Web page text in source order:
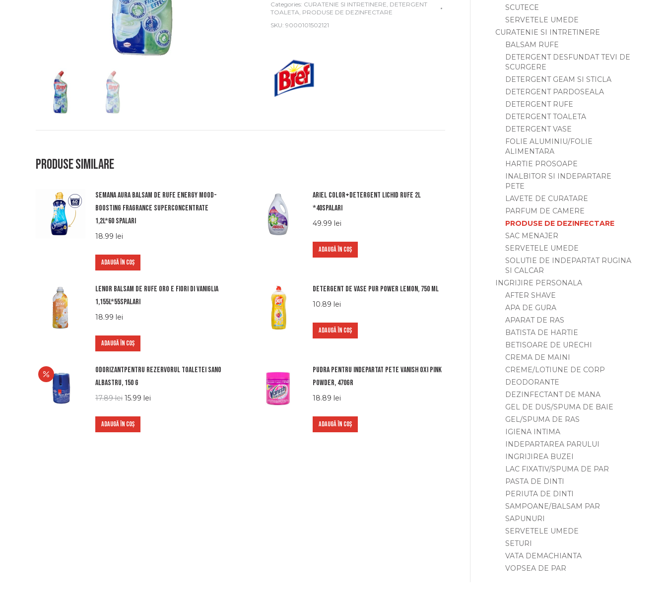
Categories: CURATENIE SI INTRETINERE, DETERGENT
TOALETA, PRODUSE DE DEZINFECTARE
SKU: 9000101502121
Produse similare
Semana aura balsam de rufe energy mood-
boosting fragrance superconcentrate
1,2l*60 spalari
18.99 lei
ADAUGĂ ÎN COȘ
Ariel color+detergent lichid rufe 2l
*40spalari
49.99 lei
ADAUGĂ ÎN COȘ
Lenor balsam de rufe oro e fiori di vaniglia
1,155l*55spalari
18.99 lei
ADAUGĂ ÎN COȘ
Detergent de vase Pur Power Lemon, 750 ml
10.89 lei
ADAUGĂ ÎN COȘ
Odorizantpentru rezervorul toaletei Sano
Albastru, 150 g
17.89lei 15.99 lei
ADAUGĂ ÎN COȘ
Pudra pentru indepartat pete Vanish OXI PINK
POWDER, 470gr
18.89 lei
ADAUGĂ ÎN COȘ
SCUTECE
SERVETELE UMEDE
CURATENIE SI INTRETINERE
BALSAM RUFE
DETERGENT DESFUNDAT TEVI DE
SCURGERE
DETERGENT GEAM SI STICLA
DETERGENT PARDOSEALA
DETERGENT RUFE
DETERGENT TOALETA
DETERGENT VASE
FOLIE ALUMINIU/FOLIE
ALIMENTARA
HARTIE PROSOAPE
INALBITOR SI INDEPARTARE
PETE
LAVETE DE CURATARE
PARFUM DE CAMERE
PRODUSE DE DEZINFECTARE
SAC MENAJER
SERVETELE UMEDE
SOLUTIE DE INDEPARTAT RUGINA
SI CALCAR
INGRIJIRE PERSONALA
AFTER SHAVE
APA DE GURA
APARAT DE RAS
BATISTA DE HARTIE
BETISOARE DE URECHI
CREMA DE MAINI
CREME/LOTIUNE DE CORP
DEODORANTE
DEZINFECTANT DE MANA
GEL DE DUS/SPUMA DE BAIE
GEL/SPUMA DE RAS
IGIENA INTIMA
INDEPARTAREA PARULUI
INGRIJIREA BUZEI
LAC FIXATIV/SPUMA DE PAR
PASTA DE DINTI
PERIUTA DE DINTI
SAMPOANE/BALSAM PAR
SAPUNURI
SERVETELE UMEDE
SETURI
VATA DEMACHIANTA
VOPSEA DE PAR